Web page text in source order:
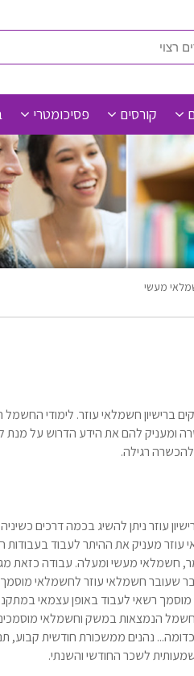
קורסים פסיכומטרי
מעשי
ברישיון חשמלאי עוזר. לימודי
ומעניק להם את הידע הדרוש על מנת
רגילה.
עוזר ניתן להשיג בכמה דרכים
שנים וכו... כידוע רישיון חשמלאי עוזר מעניק את ההיתר לעבוד
חשמלאי מעשי ומעלה. עבודה כזאת
שעובר חשמלאי עוזר לחשמלאי
מוסמך רשאי לעבוד באופן עצמאי
מתקני ומערכות החשמל הנמצאות במשק וחשמלאי
נהנים ממשכורת חודשית קבוע,
לשכר החודשי והשנתי.